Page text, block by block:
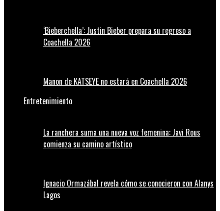
‘Bieberchella’: Justin Bieber prepara su regreso a
Coachella 2026
Manon de KATSEYE no estará en Coachella 2026
Entretenimiento
La ranchera suma una nueva voz femenina: Javi Rous
comienza su camino artístico
Ignacio Ormazábal revela cómo se conocieron con Alanys
Lagos